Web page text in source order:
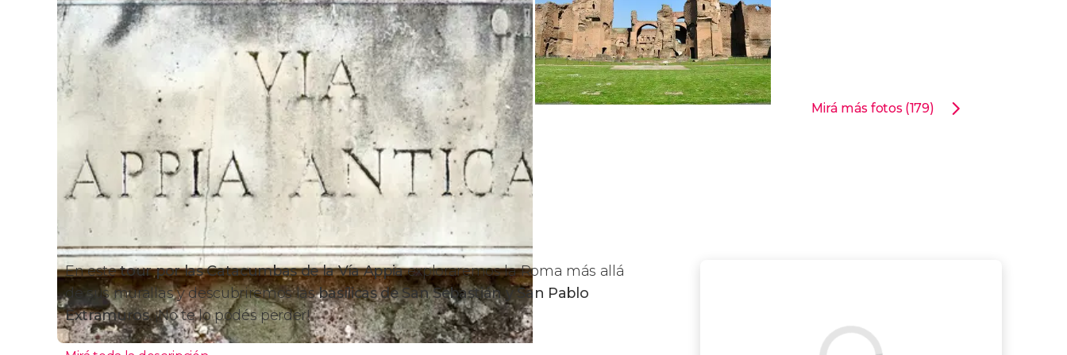
Mirá más fotos (179)
En estetour por las Catacumbas de la Vía Appiaexploraremos la Roma más allá
de sus murallas y descubriremos lasbasílicas de San Sebastián y San Pablo
Extramuros. ¡No te lo podés perder!